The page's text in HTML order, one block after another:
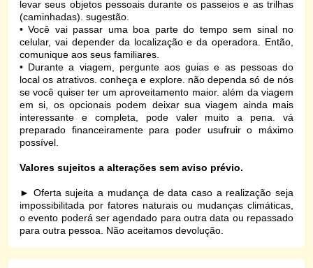
levar seus objetos pessoais durante os passeios e as trilhas
(caminhadas). sugestão.
• Você vai passar uma boa parte do tempo sem sinal no
celular, vai depender da localização e da operadora. Então,
comunique aos seus familiares.
• Durante a viagem, pergunte aos guias e as pessoas do
local os atrativos. conheça e explore. não dependa só de nós
se você quiser ter um aproveitamento maior. além da viagem
em si, os opcionais podem deixar sua viagem ainda mais
interessante e completa, pode valer muito a pena. vá
preparado financeiramente para poder usufruir o máximo
possível.
Valores sujeitos a alterações sem aviso prévio.
► Oferta sujeita a mudança de data caso a realização seja
impossibilitada por fatores naturais ou mudanças climáticas,
o evento poderá ser agendado para outra data ou repassado
para outra pessoa. Não aceitamos devolução.